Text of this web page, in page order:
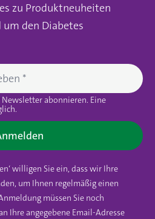
zu Produktneuheiten
den Diabetes
Newsletter abonnieren. Eine
willigen Sie ein, dass wir Ihre
um Ihnen regelmäßig einen
müssen Sie noch
Ihre angegebene Email-Adresse